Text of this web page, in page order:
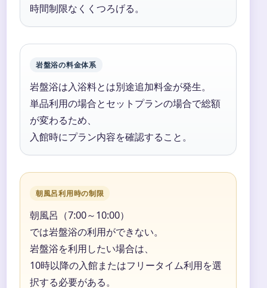
時間制限なくくつろげる。
岩盤浴の料金体系
岩盤浴は入浴料とは別途追加料金が発生。
単品利用の場合とセットプランの場合で総額
が変わるため、
入館時にプラン内容を確認すること。
朝風呂利用時の制限
朝風呂（7:00～10:00）
では岩盤浴の利用ができない。
岩盤浴を利用したい場合は、
10時以降の入館またはフリータイム利用を選
択する必要がある。